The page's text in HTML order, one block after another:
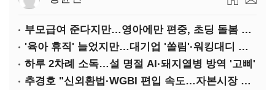
부모급여 준다지만…영아에만 편중, 초딩 돌봄 절실
'육아 휴직' 늘었지만…대기업 '쏠림'·워킹대디 여전히 '저조'
하루 2차례 소독…설 명절 AI·돼지열병 방역 '고삐'
추경호 "신외환법·WGBI 편입 속도…자본시장 투자환경 개선"